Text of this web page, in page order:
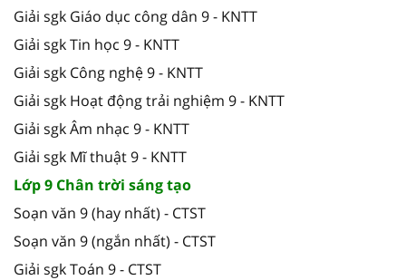
Giải sgk Giáo dục công dân 9 - KNTT
Giải sgk Tin học 9 - KNTT
Giải sgk Công nghệ 9 - KNTT
Giải sgk Hoạt động trải nghiệm 9 - KNTT
Giải sgk Âm nhạc 9 - KNTT
Giải sgk Mĩ thuật 9 - KNTT
Lớp 9 Chân trời sáng tạo
Soạn văn 9 (hay nhất) - CTST
Soạn văn 9 (ngắn nhất) - CTST
Giải sgk Toán 9 - CTST